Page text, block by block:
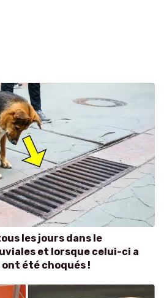
les jours dans le
et lorsque celui-ci a
été choqués !